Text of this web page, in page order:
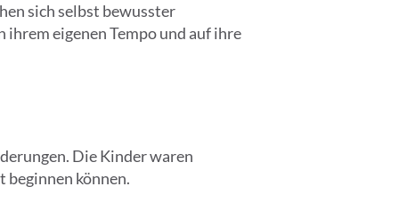
sich selbst bewusster
eigenen Tempo und auf ihre
Die Kinder waren
beginnen können.